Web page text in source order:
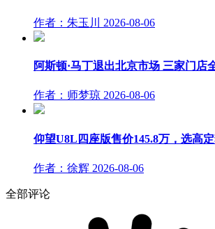
作者：朱玉川 2026-08-06
阿斯顿·马丁退出北京市场 三家门店
作者：师梦琼 2026-08-06
仰望U8L四座版售价145.8万，选高定
作者：徐辉 2026-08-06
全部评论